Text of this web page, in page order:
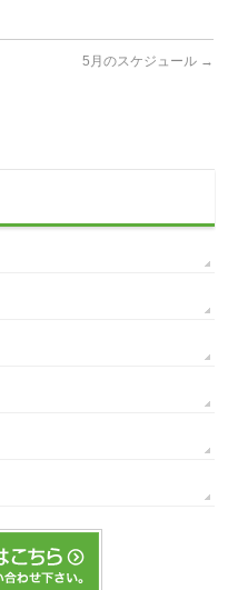
5月のスケジュール →